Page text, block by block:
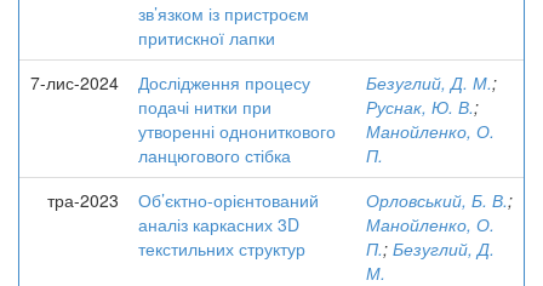
зв’язком із пристроєм
притискної лапки
7-лис-2024
Дослідження процесу
подачі нитки при
утворенні однониткового
ланцюгового стібка
Безуглий, Д. М.;
Руснак, Ю. В.;
Манойленко, О.
П.
тра-2023
Об’єктно-орієнтований
аналіз каркасних 3D
текстильних структур
Орловський, Б. В.;
Манойленко, О.
П.; Безуглий, Д.
М.